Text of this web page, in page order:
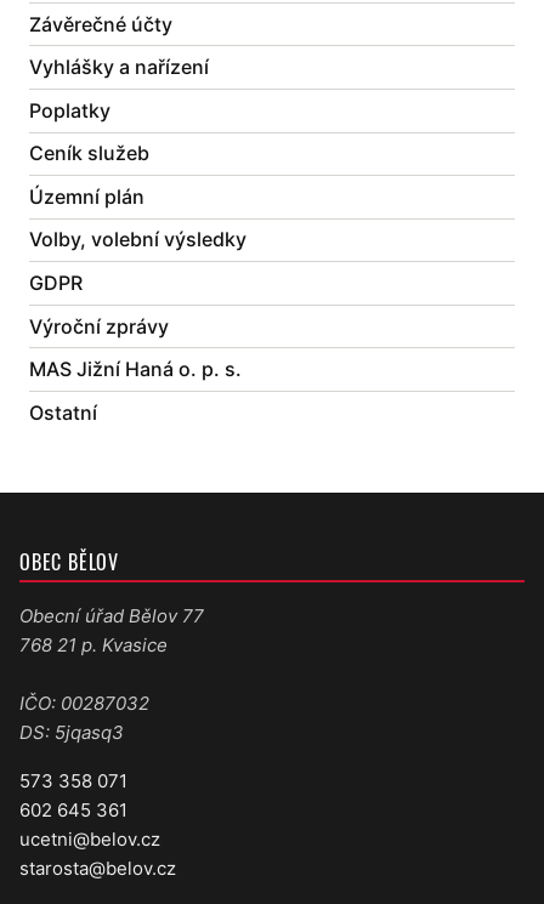
Závěrečné účty
Vyhlášky a nařízení
Poplatky
Ceník služeb
Územní plán
Volby, volební výsledky
GDPR
Výroční zprávy
MAS Jižní Haná o. p. s.
Ostatní
OBEC BĚLOV
Obecní úřad Bělov 77
768 21 p. Kvasice
IČO: 00287032
DS: 5jqasq3
573 358 071
602 645 361
ucetni@belov.cz
starosta@belov.cz